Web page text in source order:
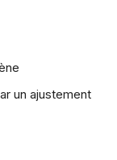
un ajustement